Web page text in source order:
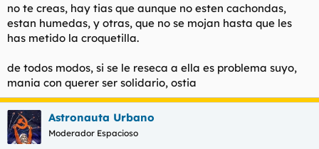
no te creas, hay tias que aunque no esten cachondas,
estan humedas, y otras, que no se mojan hasta que les
has metido la croquetilla.
de todos modos, si se le reseca a ella es problema suyo,
mania con querer ser solidario, ostia
Astronauta Urbano
Moderador Espacioso